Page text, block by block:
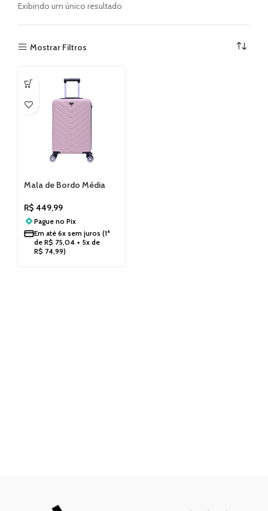
Exibindo um único resultado
Mostrar Filtros
Mala de Bordo Média
Santino ASDV223M
R$ 449,99
Pague no Pix
Em até 6x sem juros (1ª
de R$ 75,04 + 5x de
R$ 74,99)